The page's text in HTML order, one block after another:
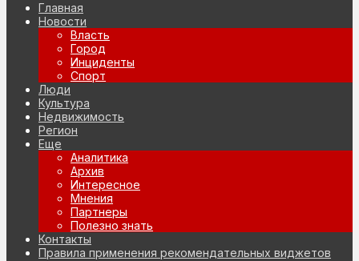
Главная
Новости
Власть
Город
Инциденты
Спорт
Люди
Культура
Недвижимость
Регион
Еще
Аналитика
Архив
Интересное
Мнения
Партнеры
Полезно знать
Контакты
Правила применения рекомендательных виджетов